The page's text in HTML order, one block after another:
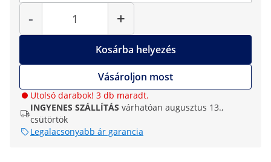
-
Mennyiség
+
Kosárba helyezés
Vásároljon most
Utolsó darabok! 3 db maradt.
INGYENES SZÁLLÍTÁS várhatóan augusztus 13.,
csütörtök
Legalacsonyabb ár garancia